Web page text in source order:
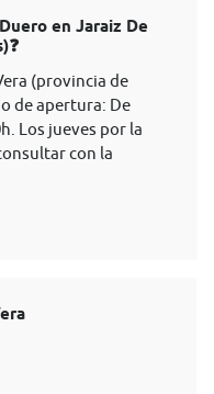
en Jaraiz De
(provincia de
de apertura: De
Los jueves por la
con la